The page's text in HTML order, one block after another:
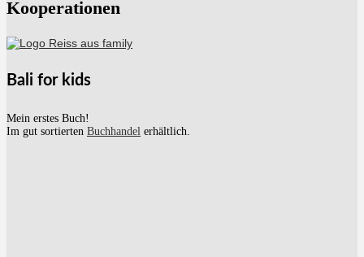
Kooperationen
Bali for kids
Mein erstes Buch!
Im gut sortierten Buchhandel erhältlich.